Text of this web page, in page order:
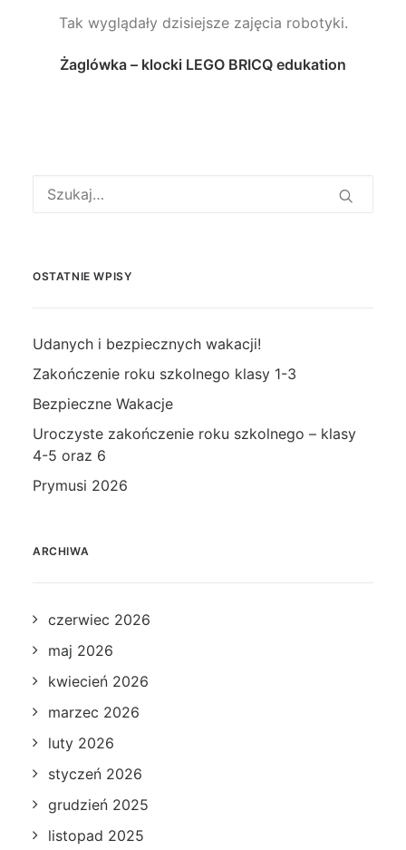
Tak wyglądały dzisiejsze zajęcia robotyki.
Żaglówka – klocki LEGO BRICQ edukation
OSTATNIE WPISY
Udanych i bezpiecznych wakacji!
Zakończenie roku szkolnego klasy 1-3
Bezpieczne Wakacje
Uroczyste zakończenie roku szkolnego – klasy
4-5 oraz 6
Prymusi 2026
ARCHIWA
czerwiec 2026
maj 2026
kwiecień 2026
marzec 2026
luty 2026
styczeń 2026
grudzień 2025
listopad 2025